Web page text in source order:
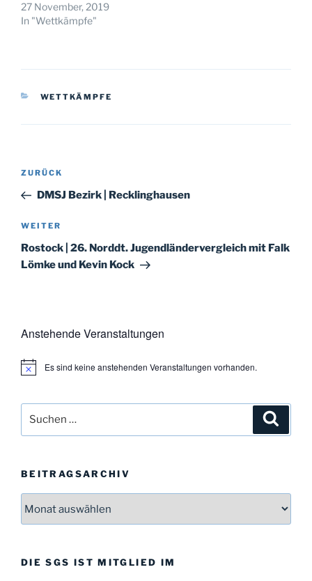
27 November, 2019
In "Wettkämpfe"
KATEGORIEN
WETTKÄMPFE
Beitragsnavigation
Vorheriger
Beitrag
ZURÜCK
DMSJ Bezirk | Recklinghausen
Nächster
Beitrag
WEITER
Rostock | 26. Norddt. Jugendländervergleich mit Falk
Lömke und Kevin Kock
Anstehende Veranstaltungen
H
w
s
Es sind keine anstehenden Veranstaltungen vorhanden.
nach:
BEITRAGSARCHIV
DIE SGS IST MITGLIED IM